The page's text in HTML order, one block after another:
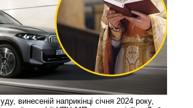
винесеній наприкінці січня 2024 року,